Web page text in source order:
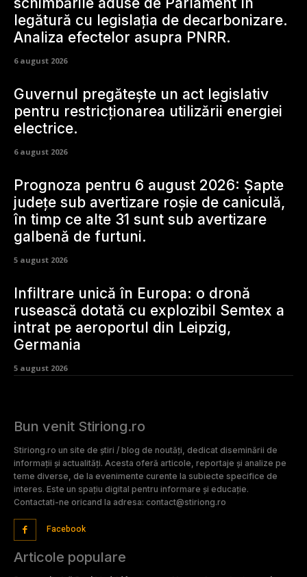
legătură cu legislația de decarbonizare.
Analiza efectelor asupra PNRR.
6 august 2026
Guvernul pregătește un act legislativ
pentru restricționarea utilizării energiei
electrice.
6 august 2026
Prognoza pentru 6 august 2026: Șapte
județe sub avertizare roșie de caniculă,
în timp ce alte 31 sunt sub avertizare
galbenă de furtuni.
5 august 2026
Infiltrare unică în Europa: o dronă
rusească dotată cu explozibil Semtex a
intrat pe aeroportul din Leipzig,
Germania
5 august 2026
Bun venit Stiriong.ro
Stiriong.ro un site de știri / blog de noutăți, dedicat diseminării de
informații și actualități. Acesta oferă articole, reportaje și analize pe
teme diverse, de la evenimente curente la subiecte specifice de
interes. Este un spațiu digital pentru informare și educație.
Contactati-ne oricand la adresa: contact@stiriong.ro
Facebook
Articole populare